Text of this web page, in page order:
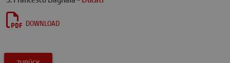
DOWNLOAD